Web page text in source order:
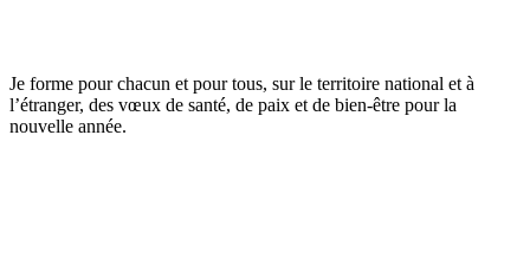
Je forme pour chacun et pour tous, sur le territoire national et à
l’étranger, des vœux de santé, de paix et de bien-être pour la
nouvelle année.